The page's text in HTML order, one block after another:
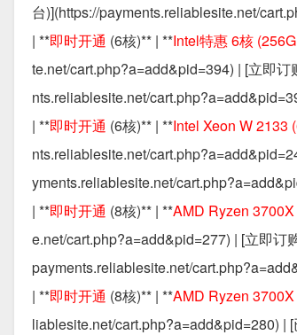
台)](https://payments.reliablesite.net/
| **即时开通 (6核)** | **Intel特惠 6核
te.net/cart.php?a=add&pid=394) | [立即
nts.reliablesite.net/
| **即时开通 (6核)** | **Intel Xeon W 2133
nts.reliablesite.net/
yments.reliablesite.net/
| **即时开通 (8核)** | **AMD Ryzen
e.net/cart.php?a=add&pid=277) | [立即订
payments.reliablesite.net/
| **即时开通 (8核)** | **AMD Ryzen
liablesite.net/cart.php?a=add&pid=280) |